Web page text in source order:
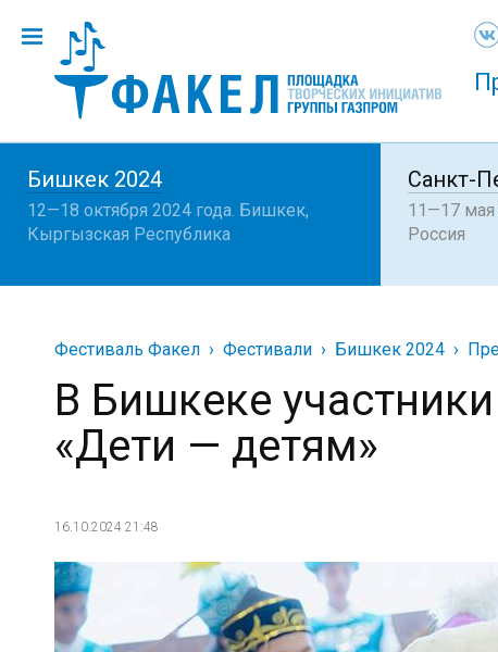
Санкт-
11—17 мая
Россия
Бишкек 2024
12—18 октября 2024 года. Бишкек,
Кыргызская Республика
Фестиваль Факел Фестивали Бишкек 2024
В Бишкеке
«Дети — детям»
16.10.2024 21:48